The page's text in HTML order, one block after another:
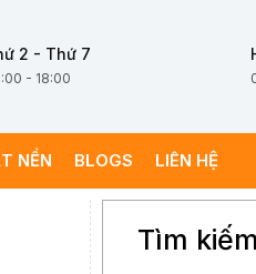
2 - Thứ 7
- 18:00
NỀN BLOGS LIÊN HỆ
Tìm